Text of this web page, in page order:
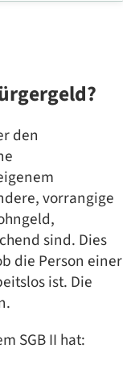
den
vorrangige
sind. Dies
die Person einer
ist. Die
SGB II hat: